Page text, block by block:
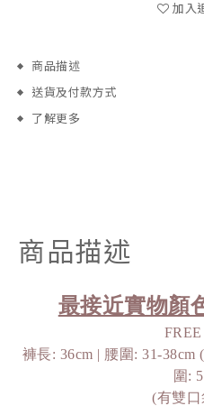
加入
商品描述
送貨及付款方式
了解更多
商品描述
最接近實物顏
褲長: 36cm | 腰圍: 31-
圍:
(有雙